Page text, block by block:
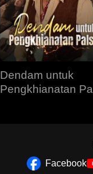
Dendam untuk
Pengkhianatan
Facebook